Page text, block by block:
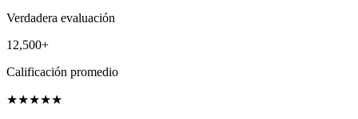
Verdadera evaluación
12,500+
Calificación promedio
★★★★★